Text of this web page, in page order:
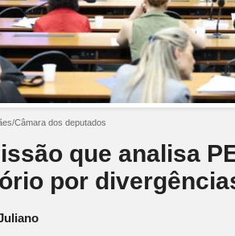
Câmara dos deputados
que analisa
por